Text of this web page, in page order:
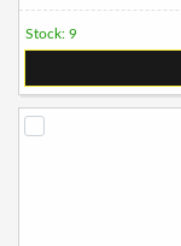
Stock: 9